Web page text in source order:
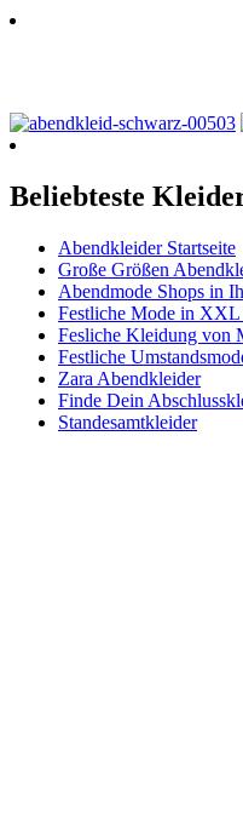
Beliebteste
Abendkleider Startseite
Große Größen
Abendmode Shops in
Festliche Mode in XXL
Fesliche Kleidung von
Festliche
Zara Abendkleider
Finde Dein
Standesamtkleider